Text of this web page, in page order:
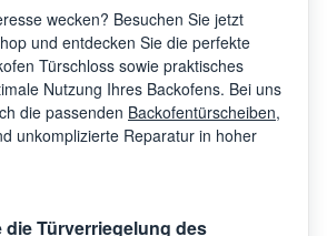
wecken? Besuchen Sie jetzt
und entdecken Sie die perfekte
Türschloss sowie praktisches
Nutzung Ihres Backofens. Bei uns
die passenden Backofentürscheiben,
unkomplizierte Reparatur in hoher
die Türverriegelung des